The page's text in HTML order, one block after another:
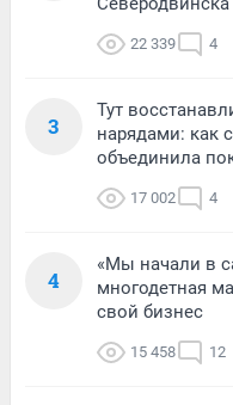
22 339 4
3
Тут
нарядами: как
объединила
17 002 4
4
«Мы начали в
многодетная
свой бизнес
15 458 12